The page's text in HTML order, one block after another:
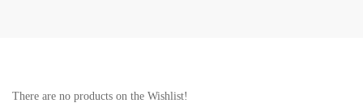
There are no products on the Wishlist!